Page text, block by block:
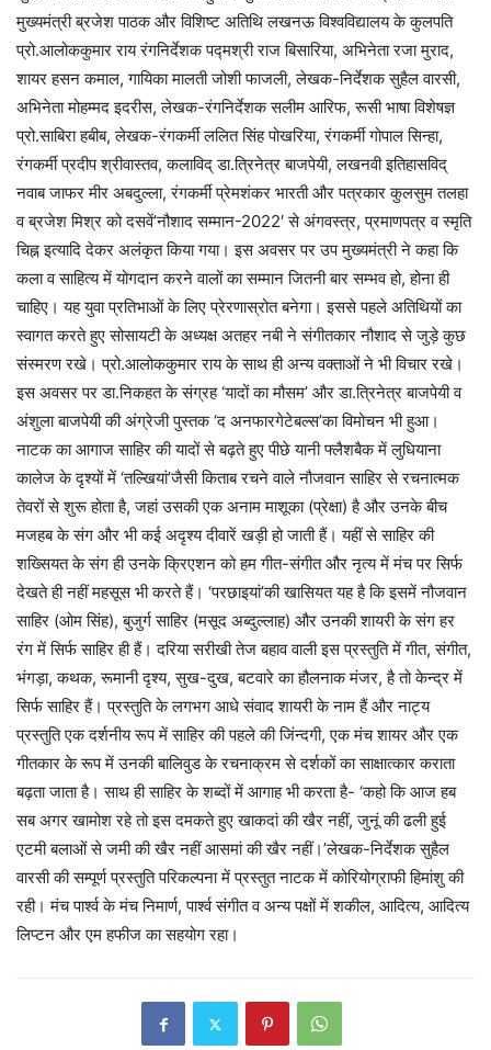
मुख्यमंत्री ब्रजेश पाठक और विशिष्ट अतिथि लखनऊ विश्वविद्यालय के कुलपति
प्रो.आलोककुमार राय रंगनिर्देशक पद्मश्री राज बिसारिया, अभिनेता रजा मुराद,
शायर हसन कमाल, गायिका मालती जोशी फाजली, लेखक-निर्देशक सुहैल वारसी,
अभिनेता मोहम्मद इदरीस, लेखक-रंगनिर्देशक सलीम आरिफ, रूसी भाषा विशेषज्ञ
प्रो.साबिरा हबीब, लेखक-रंगकर्मी ललित सिंह पोखरिया, रंगकर्मी गोपाल सिन्हा,
रंगकर्मी प्रदीप श्रीवास्तव, कलाविद् डा.त्रिनेत्र बाजपेयी, लखनवी इतिहासविद्
नवाब जाफर मीर अबदुल्ला, रंगकर्मी प्रेमशंकर भारती और पत्रकार कुलसुम तलहा
व ब्रजेश मिश्र को दसवें’नौशाद सम्मान-2022′ से अंगवस्त्र, प्रमाणपत्र व स्मृति
चिह्न इत्यादि देकर अलंकृत किया गया। इस अवसर पर उप मुख्यमंत्री ने कहा कि
कला व साहित्य में योगदान करने वालों का सम्मान जितनी बार सम्भव हो, होना ही
चाहिए। यह युवा प्रतिभाओं के लिए प्रेरणास्रोत बनेगा। इससे पहले अतिथियों का
स्वागत करते हुए सोसायटी के अध्यक्ष अतहर नबी ने संगीतकार नौशाद से जुड़े कुछ
संस्मरण रखे। प्रो.आलोककुमार राय के साथ ही अन्य वक्ताओं ने भी विचार रखे।
इस अवसर पर डा.निकहत के संग्रह ‘यादों का मौसम’ और डा.त्रिनेत्र बाजपेयी व
अंशुला बाजपेयी की अंग्रेजी पुस्तक ‘द अनफारगेटेबल्स’का विमोचन भी हुआ।
नाटक का आगाज साहिर की यादों से बढ़ते हुए पीछे यानी फ्लैशबैक में लुधियाना
कालेज के दृश्यों में ‘तल्खियां’जैसी किताब रचने वाले नौजवान साहिर से रचनात्मक
तेवरों से शुरू होता है, जहां उसकी एक अनाम माशूका (प्रेक्षा) है और उनके बीच
मजहब के संग और भी कई अदृश्य दीवारें खड़ी हो जाती हैं। यहीं से साहिर की
शख्सियत के संग ही उनके क्रिएशन को हम गीत-संगीत और नृत्य में मंच पर सिर्फ
देखते ही नहीं महसूस भी करते हैं। ‘परछाइयां’की खासियत यह है कि इसमें नौजवान
साहिर (ओम सिंह), बुजुर्ग साहिर (मसूद अब्दुल्लाह) और उनकी शायरी के संग हर
रंग में सिर्फ साहिर ही हैं। दरिया सरीखी तेज बहाव वाली इस प्रस्तुति में गीत, संगीत,
भंगड़ा, कथक, रूमानी दृश्य, सुख-दुख, बटवारे का हौलनाक मंजर, है तो केन्द्र में
सिर्फ साहिर हैं। प्रस्तुति के लगभग आधे संवाद शायरी के नाम हैं और नाट्य
प्रस्तुति एक दर्शनीय रूप में साहिर की पहले की जिंन्दगी, एक मंच शायर और एक
गीतकार के रूप में उनकी बालिवुड के रचनाक्रम से दर्शकों का साक्षात्कार कराता
बढ़ता जाता है। साथ ही साहिर के शब्दों में आगाह भी करता है- ‘कहो कि आज हब
सब अगर खामोश रहे तो इस दमकते हुए खाकदां की खैर नहीं, जुनूं की ढली हुई
एटमी बलाओं से जमी की खैर नहीं आसमां की खैर नहीं।’लेखक-निर्देशक सुहैल
वारसी की सम्पूर्ण प्रस्तुति परिकल्पना में प्रस्तुत नाटक में कोरियोग्राफी हिमांशु की
रही। मंच पार्श्व के मंच निमार्ण, पार्श्व संगीत व अन्य पक्षों में शकील, आदित्य, आदित्य
लिप्टन और एम हफीज का सहयोग रहा।